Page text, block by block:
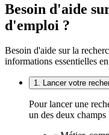
Besoin d'aide
d'emploi ?
Besoin d'aide sur la
informations essentielles
1. Lancer votre
Pour lancer une
un des deux champs